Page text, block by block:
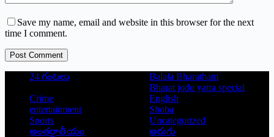
Save my name, email and website in this browser for the next
time I comment.
Post Comment
24 గంటలు
Balala Bharatham
Bharat jodo yatra special
Crime
English
entertainment
Shoba
Sports
Uncategorized
అంతర్జాతీయం
అరుగు